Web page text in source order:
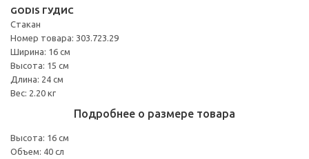
GODIS ГУДИС
Стакан
Номер товара: 303.723.29
Ширина: 16 см
Высота: 15 см
Длина: 24 см
Вес: 2.20 кг
Подробнее о размере товара
Высота: 16 см
Объем: 40 сл